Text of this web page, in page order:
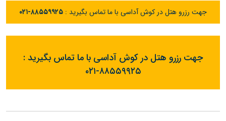
جهت رزرو هتل در کوش آداسی با ما تماس بگیرید : ۰۲۱-۸۸۵۵۹۹۲۵
جهت رزرو هتل در کوش آداسی با ما تماس بگیرید :
۰۲۱-۸۸۵۵۹۹۲۵